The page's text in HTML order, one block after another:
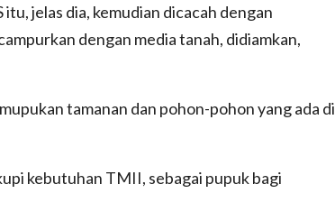
jelas dia, kemudian dicacah dengan
dengan media tanah, didiamkan,
tamanan dan pohon-pohon yang ada di
kebutuhan TMII, sebagai pupuk bagi